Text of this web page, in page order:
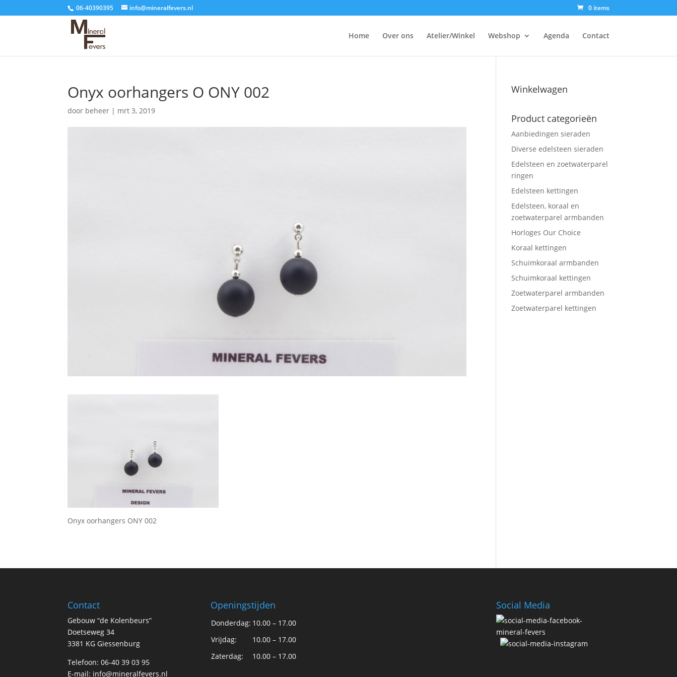
06-40390395 info@mineralfevers.nl 0 items
Home Over ons Atelier/Winkel Webshop Agenda Contact
Onyx oorhangers O ONY 002
door beheer | mrt 3, 2019
Onyx oorhangers ONY 002
Winkelwagen
Product categorieën
Aanbiedingen sieraden
Diverse edelsteen sieraden
Edelsteen en zoetwaterparel
ringen
Edelsteen kettingen
Edelsteen, koraal en
zoetwaterparel armbanden
Horloges Our Choice
Koraal kettingen
Schuimkoraal armbanden
Schuimkoraal kettingen
Zoetwaterparel armbanden
Zoetwaterparel kettingen
Contact
Gebouw “de Kolenbeurs”
Doetseweg 34
3381 KG Giessenburg
Telefoon: 06-40 39 03 95
E-mail: info@mineralfevers.nl
Openingstijden
Donderdag: 10.00 – 17.00
Vrijdag:
10.00 – 17.00
Zaterdag:
10.00 – 17.00
Social Media